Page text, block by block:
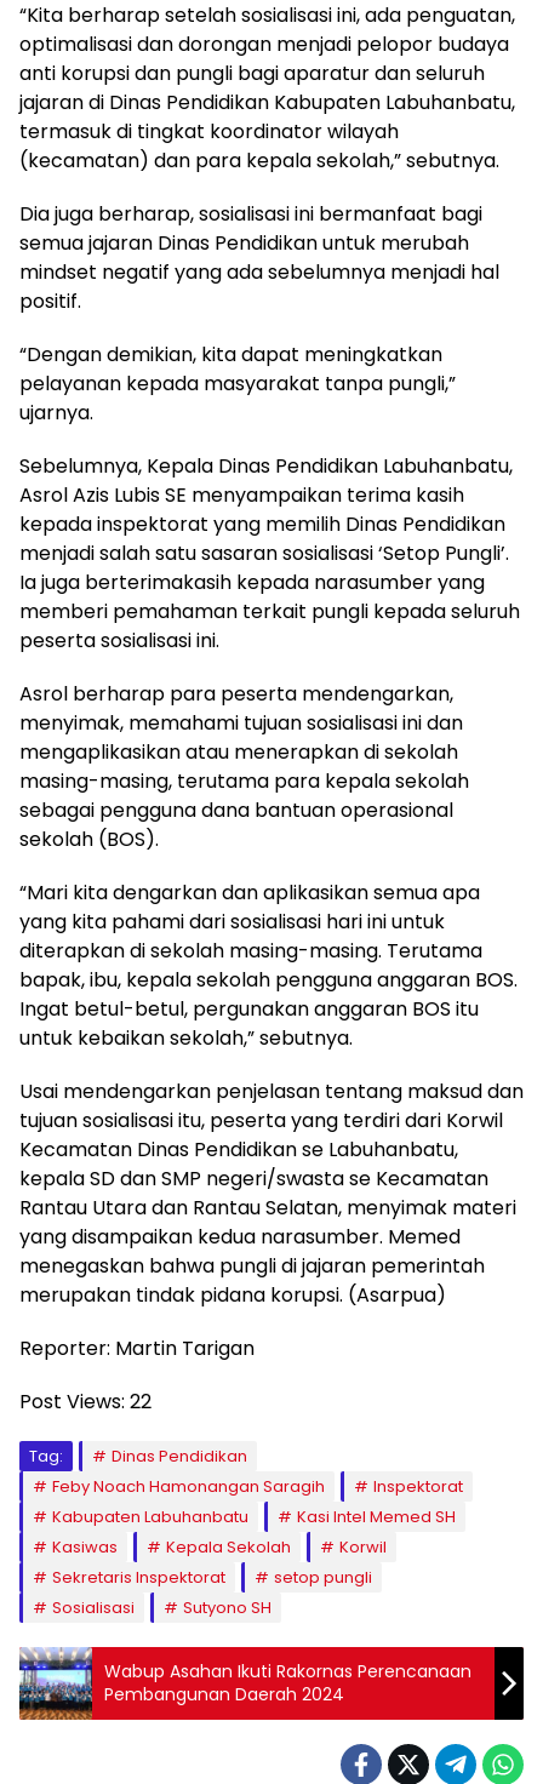
“Kita berharap setelah sosialisasi ini, ada penguatan,
optimalisasi dan dorongan menjadi pelopor budaya
anti korupsi dan pungli bagi aparatur dan seluruh
jajaran di Dinas Pendidikan Kabupaten Labuhanbatu,
termasuk di tingkat koordinator wilayah
(kecamatan) dan para kepala sekolah,” sebutnya.
Dia juga berharap, sosialisasi ini bermanfaat bagi
semua jajaran Dinas Pendidikan untuk merubah
mindset negatif yang ada sebelumnya menjadi hal
positif.
“Dengan demikian, kita dapat meningkatkan
pelayanan kepada masyarakat tanpa pungli,”
ujarnya.
Sebelumnya, Kepala Dinas Pendidikan Labuhanbatu,
Asrol Azis Lubis SE menyampaikan terima kasih
kepada inspektorat yang memilih Dinas Pendidikan
menjadi salah satu sasaran sosialisasi ‘Setop Pungli’.
Ia juga berterimakasih kepada narasumber yang
memberi pemahaman terkait pungli kepada seluruh
peserta sosialisasi ini.
Asrol berharap para peserta mendengarkan,
menyimak, memahami tujuan sosialisasi ini dan
mengaplikasikan atau menerapkan di sekolah
masing-masing, terutama para kepala sekolah
sebagai pengguna dana bantuan operasional
sekolah (BOS).
“Mari kita dengarkan dan aplikasikan semua apa
yang kita pahami dari sosialisasi hari ini untuk
diterapkan di sekolah masing-masing. Terutama
bapak, ibu, kepala sekolah pengguna anggaran BOS.
Ingat betul-betul, pergunakan anggaran BOS itu
untuk kebaikan sekolah,” sebutnya.
Usai mendengarkan penjelasan tentang maksud dan
tujuan sosialisasi itu, peserta yang terdiri dari Korwil
Kecamatan Dinas Pendidikan se Labuhanbatu,
kepala SD dan SMP negeri/swasta se Kecamatan
Rantau Utara dan Rantau Selatan, menyimak materi
yang disampaikan kedua narasumber. Memed
menegaskan bahwa pungli di jajaran pemerintah
merupakan tindak pidana korupsi. (Asarpua)
Reporter: Martin Tarigan
Post Views: 22
Tag:
Dinas Pendidikan
Feby Noach Hamonangan Saragih
Inspektorat
Kabupaten Labuhanbatu
Kasi Intel Memed SH
Kasiwas
Kepala Sekolah
Korwil
Sekretaris Inspektorat
setop pungli
Sosialisasi
Sutyono SH
Wabup Asahan Ikuti Rakornas Perencanaan
Pembangunan Daerah 2024